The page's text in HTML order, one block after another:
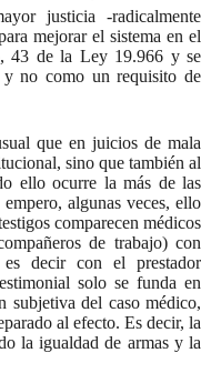
justicia -radicalmente
mejorar el sistema en el
43 de la Ley 19.966 y se
no como un requisito de
que en juicios de mala
sino que también al
ello ocurre la más de las
empero, algunas veces, ello
comparecen médicos
de trabajo) con
decir con el prestador
solo se funda en
subjetiva del caso médico,
al efecto. Es decir, la
la igualdad de armas y la